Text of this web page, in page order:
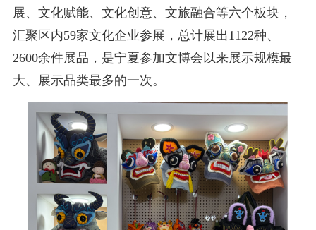
展、文化赋能、文化创意、文旅融合等六个板块，
汇聚区内59家文化企业参展，总计展出1122种、
2600余件展品，是宁夏参加文博会以来展示规模最
大、展示品类最多的一次。